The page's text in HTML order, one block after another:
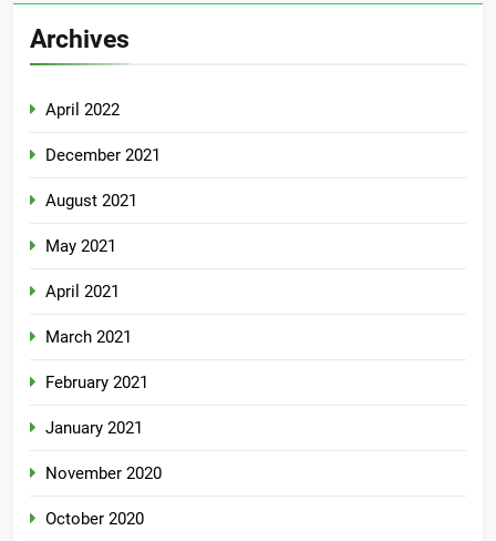
Archives
April 2022
December 2021
August 2021
May 2021
April 2021
March 2021
February 2021
January 2021
November 2020
October 2020